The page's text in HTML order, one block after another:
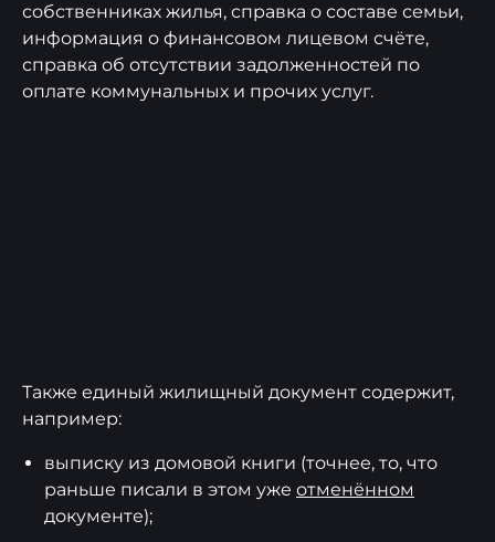
собственниках жилья, справка о составе семьи,
информация о финансовом лицевом счёте,
справка об отсутствии задолженностей по
оплате коммунальных и прочих услуг.
Также единый жилищный документ содержит,
например:
выписку из домовой книги (точнее, то, что
раньше писали в этом уже отменённом
документе);